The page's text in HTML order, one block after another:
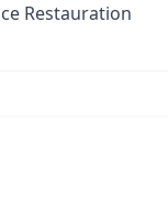
Restauration